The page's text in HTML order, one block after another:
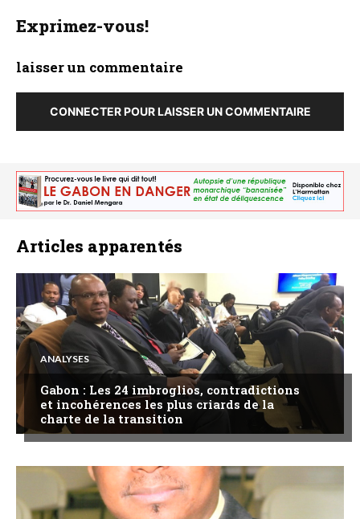
Exprimez-vous!
laisser un commentaire
CONNECTER POUR LAISSER UN COMMENTAIRE
Articles apparentés
ANALYSES
Gabon : Les 24 imbroglios, contradictions
et incohérences les plus criards de la
charte de la transition